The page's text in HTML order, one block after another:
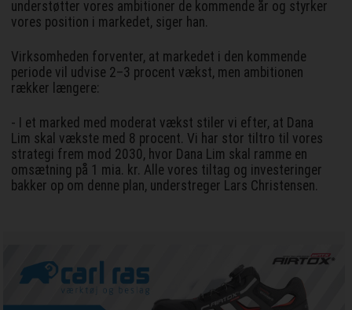
understøtter vores ambitioner de kommende år og styrker
vores position i markedet, siger han.
Virksomheden forventer, at markedet i den kommende
periode vil udvise 2–3 procent vækst, men ambitionen
rækker længere:
- I et marked med moderat vækst stiler vi efter, at Dana
Lim skal vækste med 8 procent. Vi har stor tiltro til vores
strategi frem mod 2030, hvor Dana Lim skal ramme en
omsætning på 1 mia. kr. Alle vores tiltag og investeringer
bakker op om denne plan, understreger Lars Christensen.